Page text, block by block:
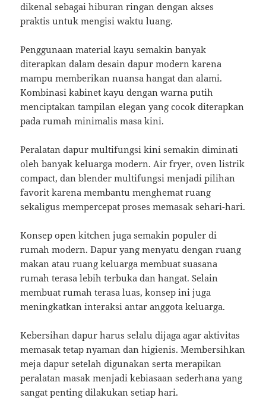
dikenal sebagai hiburan ringan dengan akses
praktis untuk mengisi waktu luang.
Penggunaan material kayu semakin banyak
diterapkan dalam desain dapur modern karena
mampu memberikan nuansa hangat dan alami.
Kombinasi kabinet kayu dengan warna putih
menciptakan tampilan elegan yang cocok diterapkan
pada rumah minimalis masa kini.
Peralatan dapur multifungsi kini semakin diminati
oleh banyak keluarga modern. Air fryer, oven listrik
compact, dan blender multifungsi menjadi pilihan
favorit karena membantu menghemat ruang
sekaligus mempercepat proses memasak sehari-hari.
Konsep open kitchen juga semakin populer di
rumah modern. Dapur yang menyatu dengan ruang
makan atau ruang keluarga membuat suasana
rumah terasa lebih terbuka dan hangat. Selain
membuat rumah terasa luas, konsep ini juga
meningkatkan interaksi antar anggota keluarga.
Kebersihan dapur harus selalu dijaga agar aktivitas
memasak tetap nyaman dan higienis. Membersihkan
meja dapur setelah digunakan serta merapikan
peralatan masak menjadi kebiasaan sederhana yang
sangat penting dilakukan setiap hari.